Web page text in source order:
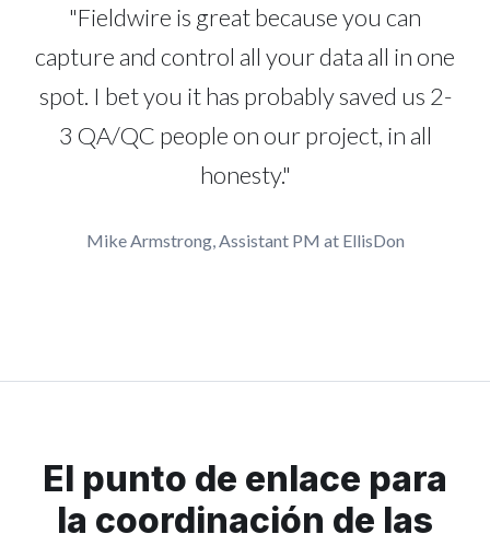
"Fieldwire is great because you can
capture and control all your data all in one
spot. I bet you it has probably saved us 2-
3 QA/QC people on our project, in all
honesty."
Mike Armstrong, Assistant PM at EllisDon
El punto de enlace para
la coordinación de las